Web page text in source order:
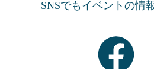
SNSでもイベントの情